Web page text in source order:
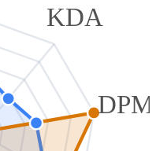
KDA
DPM